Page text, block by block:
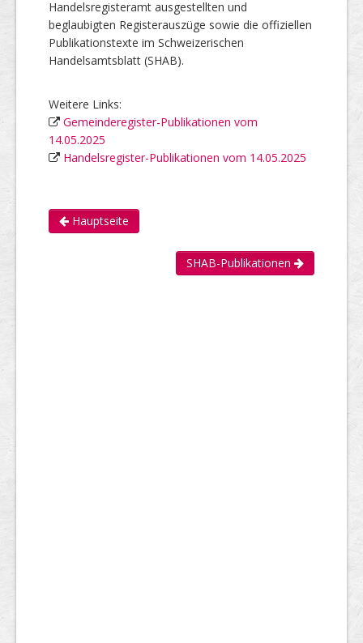
Handelsregisteramt ausgestellten und
beglaubigten Registerauszüge sowie die offiziellen
Publikationstexte im Schweizerischen
Handelsamtsblatt (SHAB).
Weitere Links:
Gemeinderegister-Publikationen vom
14.05.2025
Handelsregister-Publikationen vom 14.05.2025
Hauptseite
SHAB-Publikationen